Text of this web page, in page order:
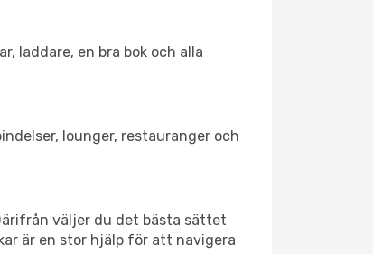
laddare, en bra bok och alla
lounger, restauranger och
väljer du det bästa sättet
är en stor hjälp för att navigera